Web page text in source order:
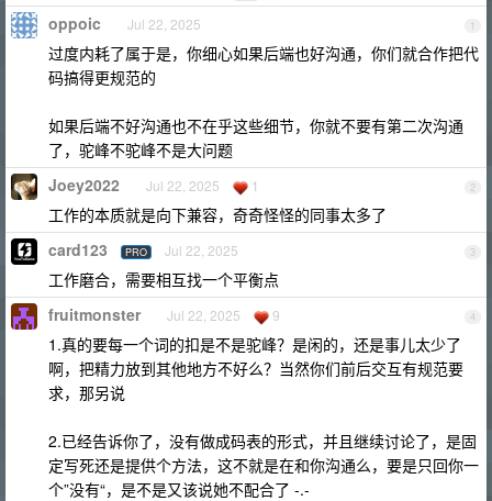
1
oppoic Jul 22, 2025
过度内耗了属于是，你细心如果后端也好沟通，你们就合作把代
码搞得更规范的
如果后端不好沟通也不在乎这些细节，你就不要有第二次沟通
了，驼峰不驼峰不是大问题
2
Joey2022 Jul 22, 2025 1
工作的本质就是向下兼容，奇奇怪怪的同事太多了
3
card123 PRO Jul 22, 2025
工作磨合，需要相互找一个平衡点
4
fruitmonster Jul 22, 2025 9
1.真的要每一个词的扣是不是驼峰？是闲的，还是事儿太少了
啊，把精力放到其他地方不好么？当然你们前后交互有规范要
求，那另说
2.已经告诉你了，没有做成码表的形式，并且继续讨论了，是固
定写死还是提供个方法，这不就是在和你沟通么，要是只回你一
个”没有“，是不是又该说她不配合了 -.-